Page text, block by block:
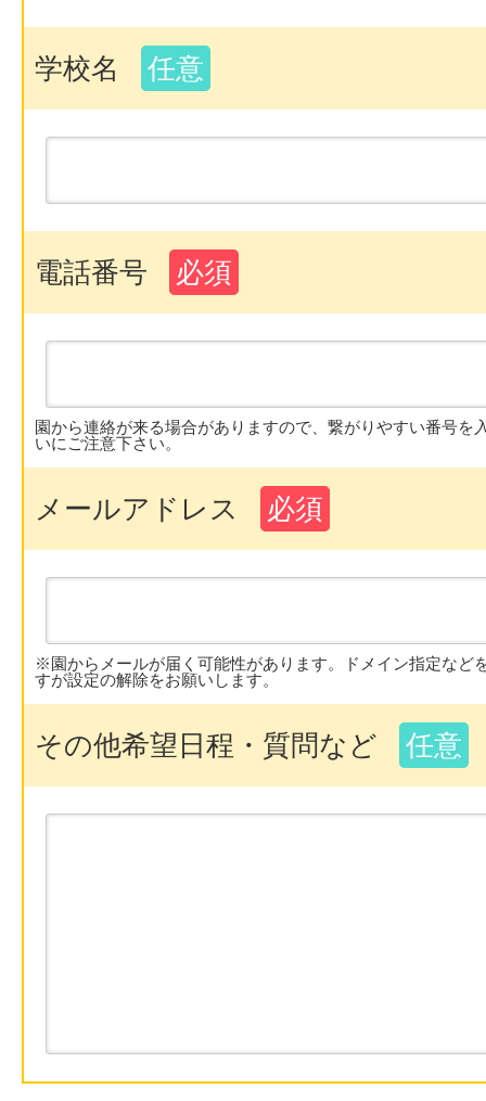
学校名 任意
電話番号 必須
園から連絡が来る場合がありますので、繋がりやすい番号
いにご注意下さい。
メールアドレス 必須
※園からメールが届く可能性があります。ドメイン指定など
すが設定の解除をお願いします。
その他希望日程・質問など 任意